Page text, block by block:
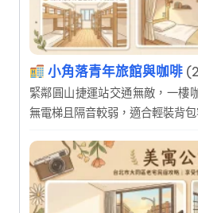
小角落青年旅館與咖啡
緊鄰圓山捷運站交通無敵，一樓
無電梯且隔音較弱，適合輕裝背包